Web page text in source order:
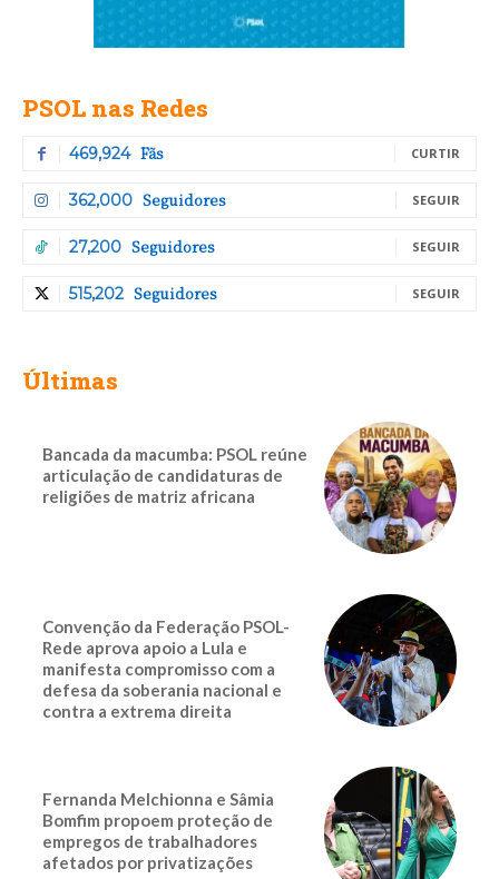
PSOL nas Redes
469,924 Fãs CURTIR
362,000 Seguidores SEGUIR
27,200 Seguidores SEGUIR
515,202 Seguidores SEGUIR
Últimas
Bancada da macumba: PSOL reúne
articulação de candidaturas de
religiões de matriz africana
Convenção da Federação PSOL-
Rede aprova apoio a Lula e
manifesta compromisso com a
defesa da soberania nacional e
contra a extrema direita
Fernanda Melchionna e Sâmia
Bomfim propoem proteção de
empregos de trabalhadores
afetados por privatizações